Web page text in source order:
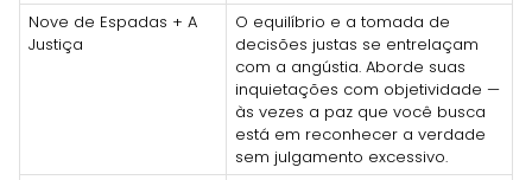
Nove de Espadas + A
Justiça
O equilíbrio e a tomada de
decisões justas se entrelaçam
com a angústia. Aborde suas
inquietações com objetividade —
às vezes a paz que você busca
está em reconhecer a verdade
sem julgamento excessivo.